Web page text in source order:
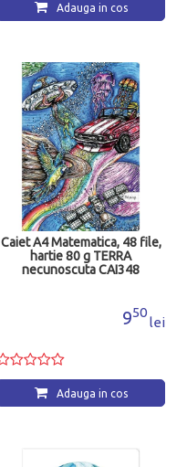
Adauga in cos
Caiet A4 Matematica, 48 file,
hartie 80 g TERRA
necunoscuta CAI348
950
lei
Adauga in cos